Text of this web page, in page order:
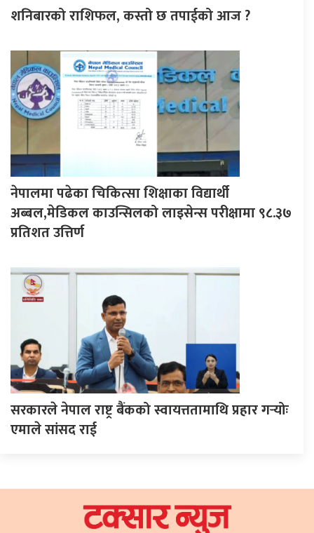
शनिबारको राशिफल, कस्तो छ तपाईको आज ?
नेपालमा पढेका चिकित्सा शिक्षाका विद्यार्थी
अब्बल,मेडिकल काउन्सिलको लाइसेन्स परीक्षामा ९८.३७
प्रतिशत उत्तिर्ण
सरकारले नेपाल राष्ट्र बैंकको स्वायत्ततामाथि प्रहार गर्‍योः
एमाले सांसद राई